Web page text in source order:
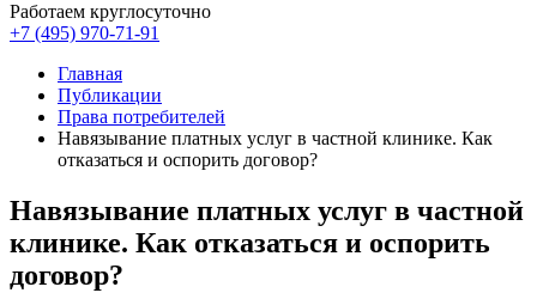
Работаем круглосуточно
+7 (495) 970-71-91
Главная
Публикации
Права потребителей
Навязывание платных услуг в частной клинике. Как
отказаться и оспорить договор?
Навязывание платных услуг в частной
клинике. Как отказаться и оспорить
договор?